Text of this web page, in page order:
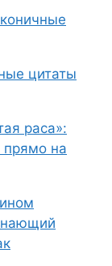
цитаты
раса»:
прямо на